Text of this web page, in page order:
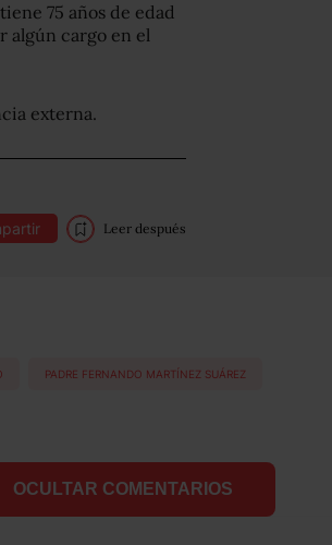
75 años de edad
algún cargo en el
externa.
Leer después
PADRE FERNANDO MARTÍNEZ SUÁREZ
OCULTAR COMENTARIOS